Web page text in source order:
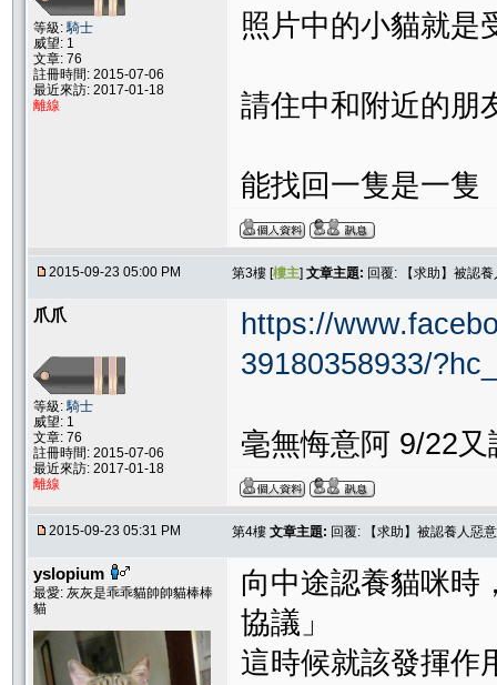
等級:騎士
威望: 1
文章: 76
註冊時間: 2015-07-06
最近來訪: 2017-01-18
離線
照片中的小貓就是
請住中和附近的朋
能找回一隻是一隻
2015-09-23 05:00 PM 第3樓 [樓主] 文章主題: 回覆: 【求助】被認
爪爪
等級:騎士
威望: 1
文章: 76
註冊時間: 2015-07-06
最近來訪: 2017-01-18
離線
https://
39180358933/
毫無悔意阿 9/22
2015-09-23 05:31 PM 第4樓 文章主題: 回覆: 【求助】被認養人惡
yslopium
最愛: 灰灰是乖乖貓帥帥貓棒棒
貓
向中途認養貓咪時
協議」
這時候就該發揮作